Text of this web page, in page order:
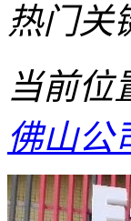
热门关
当前位
佛山公